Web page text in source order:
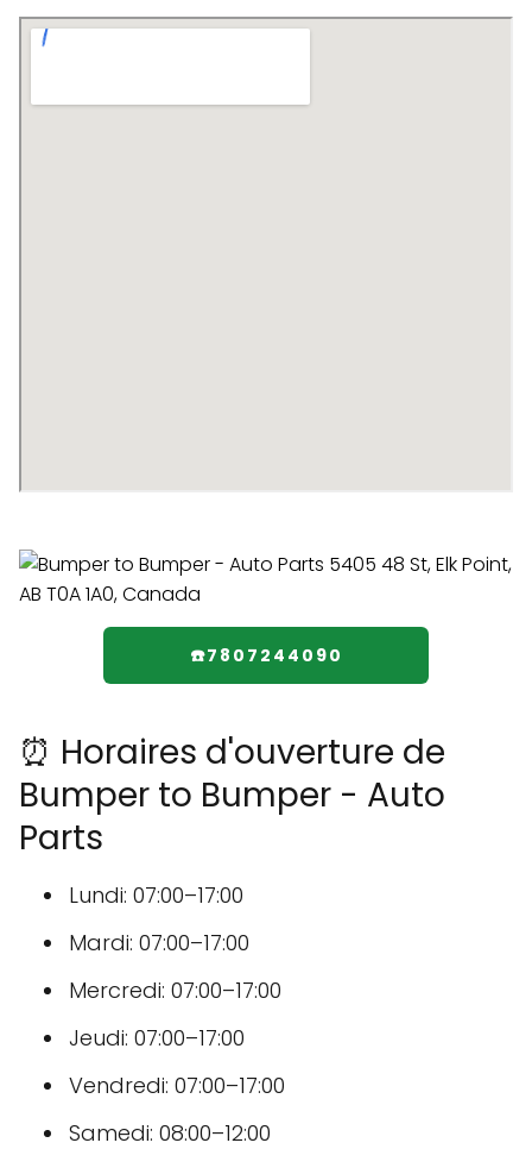
☎️7807244090
⏰ Horaires d'ouverture de
Bumper to Bumper - Auto
Parts
Lundi: 07:00–17:00
Mardi: 07:00–17:00
Mercredi: 07:00–17:00
Jeudi: 07:00–17:00
Vendredi: 07:00–17:00
Samedi: 08:00–12:00